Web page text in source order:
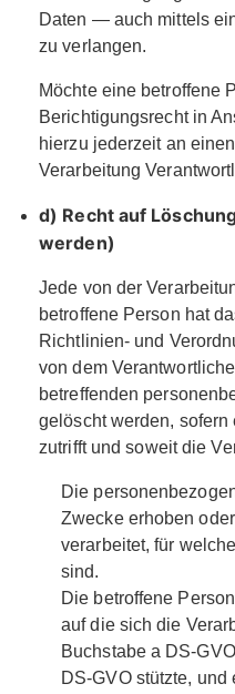
Daten — auch mittels
zu verlangen.
Möchte eine betroffene
Berichtigungsrecht in
hierzu jederzeit an
Verarbeitung
d) Recht auf
werden)
Jede von der
betroffene Person hat
Richtlinien- und
von dem
betreffenden
gelöscht werden,
zutrifft und soweit die
Die
Zwecke erhoben
verarbeitet, für
sind.
Die betroffene
auf die sich die
Buchstabe a DS-
DS-GVO stützte,